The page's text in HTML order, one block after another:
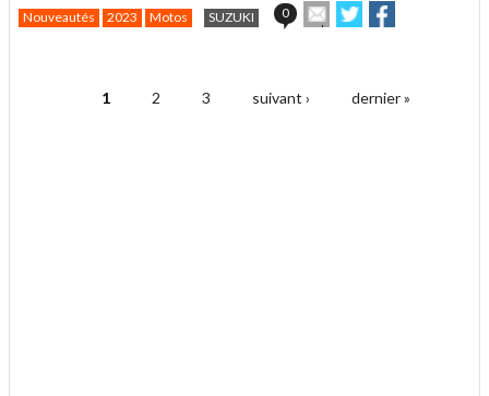
Nouveautés 2023 Motos SUZUKI 0
Envoyer
cet
ami
Partager
sur sur
1 2 3 suivant › dernier »